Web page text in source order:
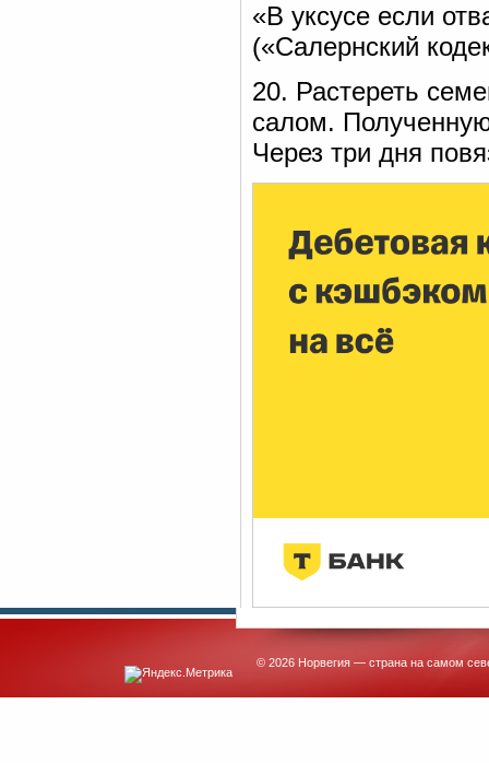
«В уксусе если
(«Салернский
20. Растереть
салом.
Через три дня
© 2026 Норвегия — страна на самом